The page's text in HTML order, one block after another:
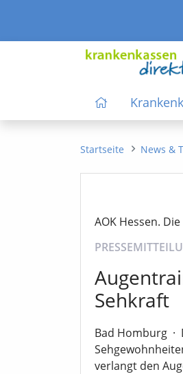
Startseite News &
AOK Hessen.
Sehkraft
Bad Homburg ·
verlangt den